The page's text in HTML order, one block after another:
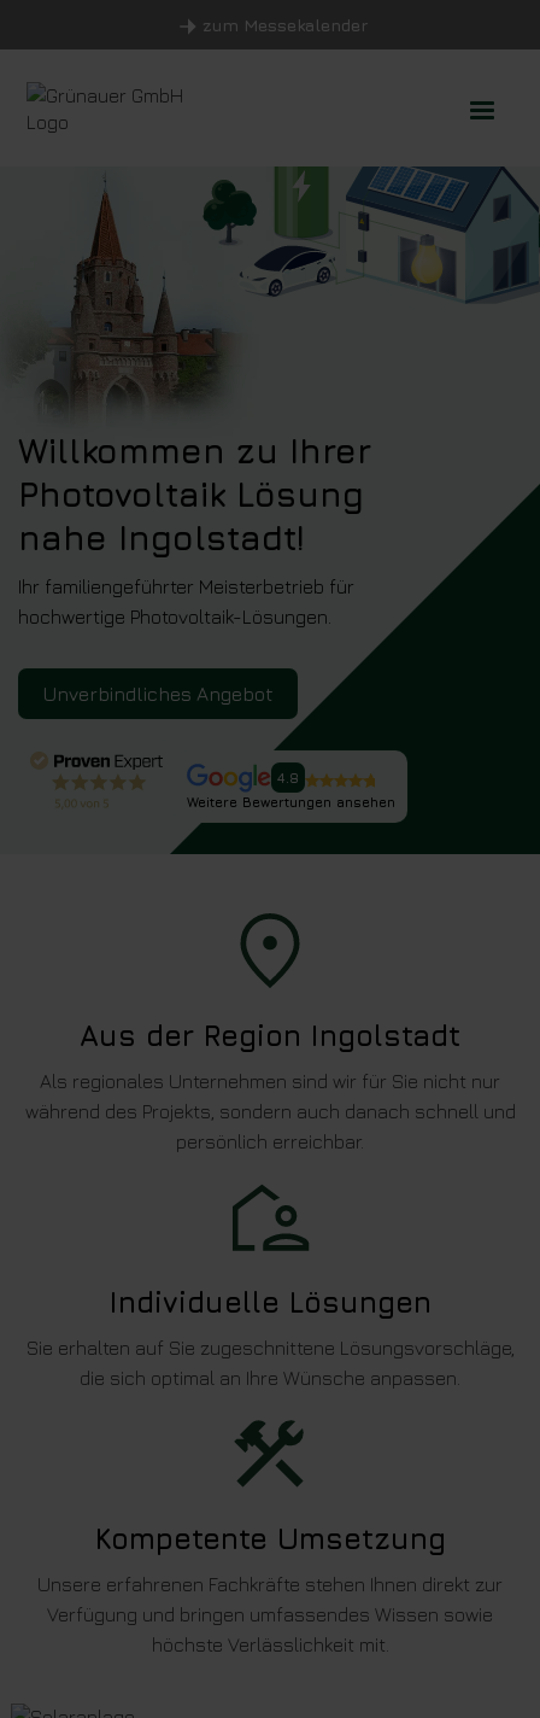
zum Messekalender
Willkommen zu Ihrer
Photovoltaik Lösung
nahe Ingolstadt!
Ihr familiengeführter Meisterbetrieb für
hochwertige Photovoltaik-Lösungen.
Unverbindliches Angebot
4.8
Weitere Bewertungen ansehen
Individuelle Lösungen
Sie erhalten auf Sie zugeschnittene Lösungsvorschläge,
die sich optimal an Ihre Wünsche anpassen.
Aus der Region Ingolstadt
Als regionales Unternehmen sind wir für Sie nicht nur
während des Projekts, sondern auch danach schnell und
persönlich erreichbar.
Kompetente Umsetzung
Unsere erfahrenen Fachkräfte stehen Ihnen direkt zur
Verfügung und bringen umfassendes Wissen sowie
höchste Verlässlichkeit mit.